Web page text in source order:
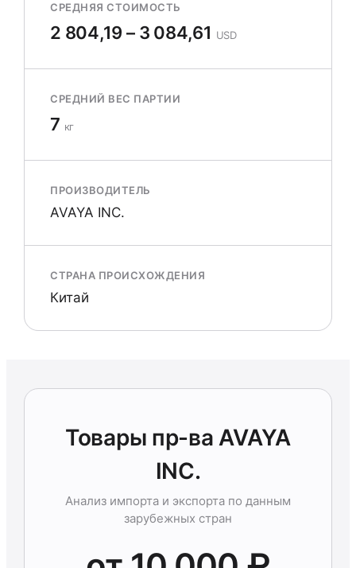
СРЕДНЯЯ СТОИМОСТЬ
2 804,19 – 3 084,61 USD
СРЕДНИЙ ВЕС ПАРТИИ
7 кг
ПРОИЗВОДИТЕЛЬ
AVAYA INC.
СТРАНА ПРОИСХОЖДЕНИЯ
Китай
Товары пр-ва AVAYA
INC.
Анализ импорта и экспорта по данным
зарубежных стран